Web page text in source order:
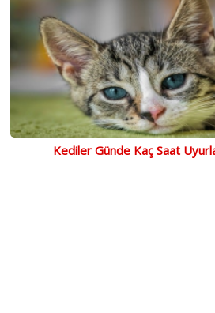
Kediler Günde Kaç Saat